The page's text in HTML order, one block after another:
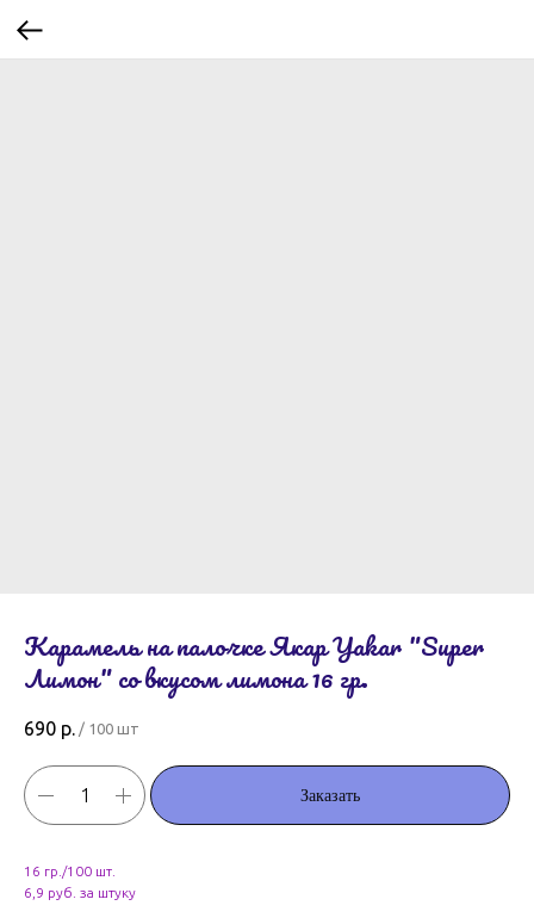
Карамель на палочке Якар Yakar "Super
Лимон" со вкусом лимона 16 гр.
690 р. / 100 шт
Заказать
16 гр./100 шт.
6,9 руб. за штуку